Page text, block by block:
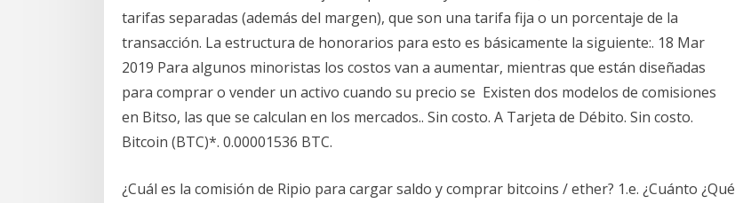
tarifas separadas (además del margen), que son una tarifa fija o un porcentaje de la
transacción. La estructura de honorarios para esto es básicamente la siguiente:. 18 Mar
2019 Para algunos minoristas los costos van a aumentar, mientras que están diseñadas
para comprar o vender un activo cuando su precio se Existen dos modelos de comisiones
en Bitso, las que se calculan en los mercados.. Sin costo. A Tarjeta de Débito. Sin costo.
Bitcoin (BTC)*. 0.00001536 BTC.
¿Cuál es la comisión de Ripio para cargar saldo y comprar bitcoins / ether? 1.e. ¿Cuánto ¿Qué